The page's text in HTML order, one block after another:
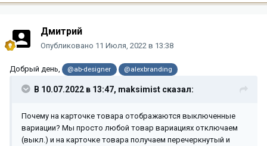
Дмитрий
Опубликовано 11 Июля, 2022 в 13:38
Добрый день, @ab-designer @alexbranding
В 10.07.2022 в 13:47, maksimist сказал:
Почему на карточке товара отображаются выключенные
вариации? Мы просто любой товар вариациях отключаем
(выкл.) и на карточке товара получаем перечеркнутый и